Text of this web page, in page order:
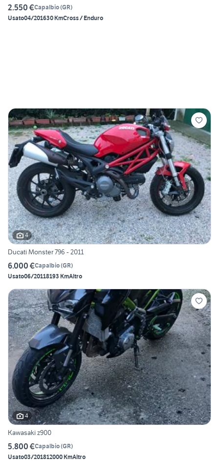
2.550 €Capalbio(GR)
Usato04/201630 KmCross / Enduro
4
Ducati Monster 796 - 2011
6.000 €Capalbio(GR)
Usato06/20118193 KmAltro
4
Kawasaki z900
5.800 €Capalbio(GR)
Usato03/201812000 KmAltro